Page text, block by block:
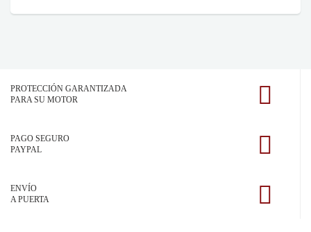
PROTECCIÓN GARANTIZADA
PARA SU MOTOR
PAGO SEGURO
PAYPAL
ENVÍO
A PUERTA